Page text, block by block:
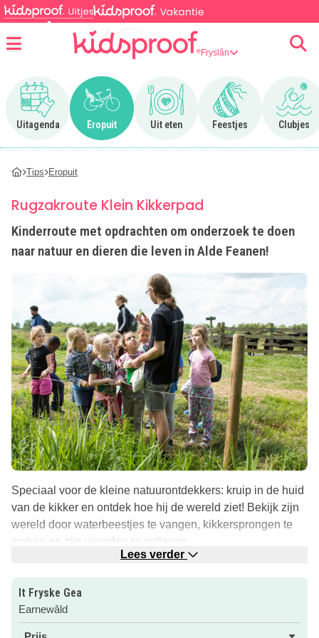
Fryslân
Uitagenda
Ga naar Uitagenda
Eropuit
Ga naar Eropuit
Uit eten
Ga naar Uit eten
Feestjes
Ga naar Feestjes
Clubjes
Ga
Tips Eropuit
Rugzakroute Klein Kikkerpad
Kinderroute met opdrachten om onderzoek te doen
naar natuur en dieren die leven in Alde Feanen!
Speciaal voor de kleine natuurontdekkers: kruip in de huid
van de kikker en ontdek hoe hij de wereld ziet! Bekijk zijn
wereld door waterbeestjes te vangen, kikkersprongen te
maken en zijn vijanden te ontlopen.
ophalen met opdrachtjes en een schepnet. Zo wordt de
wandeling meteen een kleine ontdekkingstocht. Sluit
daarna af bij het grote speelschip in de haven van
Lees verder
It Fryske Gea
Earnewâld